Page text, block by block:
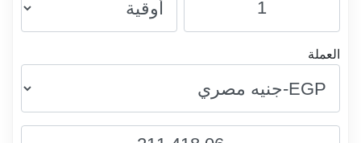
العملة